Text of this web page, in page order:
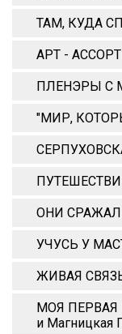
ТАМ, КУДА
АРТ -
ПЛЕНЭРЫ С
"МИР,
ОНИ
УЧУСЬ У
ЖИВАЯ
МОЯ ПЕРВАЯ
и Магницкая